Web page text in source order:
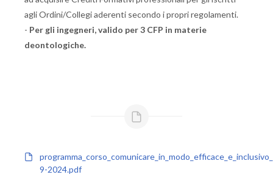
agli Ordini/Collegi aderenti secondo i propri regolamenti.
- Per gli ingegneri, valido per 3 CFP in materie
deontologiche.
9-2024.pdf